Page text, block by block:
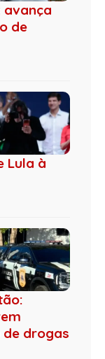
avança
de
Lula à
drogas